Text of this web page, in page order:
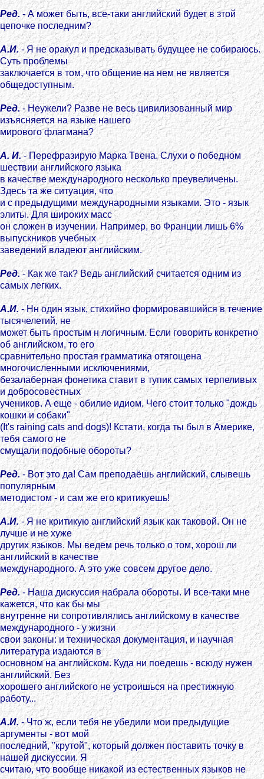
Ред.- А может быть, все-таки английский будет в зтой
цепочке последним?
А.И.- Я не оракул и предсказывать будущее не собираюсь.
Суть проблемы
заключается в том, что общение на нем не является
общедоступным.
Ред.- Неужели? Разве не весь цивилизованный мир
изъясняется на языке нашего
мирового флагмана?
А. И.- Перефразирую Марка Твена. Слухи о победном
шествии английского языка
в качестве международного несколько преувеличены.
Здесь та же ситуация, что
и с предыдущими международными языками. Это - язык
элиты. Для широких масс
он сложен в изучении. Например, во Франции лишь 6%
выпускников учебных
заведений владеют английским.
Ред.- Как же так? Ведь английский считается одним из
самых легких.
А.И.- Нн один язык, стихийно формировавшийся в течение
тысячелетий, не
может быть простым н логичным. Если говорить конкретно
об английском, то его
сравнительно простая грамматика отягощена
многочисленными исключениями,
безалаберная фонетика ставит в тупик самых терпеливых
и добросовестных
учеников. А еще - обилие идиом. Чего стоит только "дождь
кошки и собаки"
(It's raining cats and dogs)! Кстати, когда ты был в Америке,
тебя самого не
смущали подобные обороты?
Ред.- Вот это да! Сам преподаёшь английский, слывешь
популярным
методистом - и сам же его критикуешь!
А.И.- Я не критикую английский язык как таковой. Он не
лучше и не хуже
других языков. Мы ведем речь только о том, хорош ли
английский в качестве
международного. А это уже совсем другое дело.
Ред.- Наша дискуссия набрала обороты. И все-таки мне
кажется, что как бы мы
внутренне ни сопротивлялись английскому в качестве
международного - у жизни
свои законы: и техническая документация, и научная
литература издаются в
основном на английском. Куда ни поедешь - всюду нужен
английский. Без
хорошего английского не устроишься на престижную
работу...
А.И.- Что ж, если тебя не убедили мои предыдущие
аргументы - вот мой
последний, "крутой", который должен поставить точку в
нашей дискуссии. Я
считаю, что вообще никакой из естественных языков не